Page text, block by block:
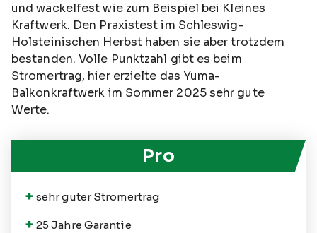
und wackelfest wie zum Beispiel bei Kleines
Kraftwerk. Den Praxistest im Schleswig-
Holsteinischen Herbst haben sie aber trotzdem
bestanden. Volle Punktzahl gibt es beim
Stromertrag, hier erzielte das Yuma-
Balkonkraftwerk im Sommer 2025 sehr gute
Werte.
Pro
sehr guter Stromertrag
25 Jahre Garantie